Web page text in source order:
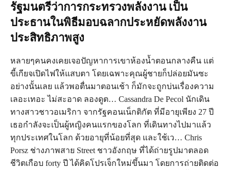
รัฐมนตรีว่าการกระทรวงพลังงาน เป็น
ประธานในพิธีมอบฉลากประหยัดพลังงาน
ประสิทธิภาพสูง
หลายๆคนคงเคยเจอปัญหาการเขาห้องน้ำตอนกลางคืน แต่
ขี้เกียจเปิดไฟให้แสบตา โดยเฉพาะคุณผู้ชายก็ปล่อยมันซะ
อย่างนั้นเลย แล้วพอตื่นมาตอนเช้า ก็มักจะถูกบ่นเรื่องความ
เลอะเทอะ ไม่สะอาด ลองดูต… Cassandra De Pecol นักเดิน
ทางสาวชาวอเมริกา จากรัฐคอนเน็กติกัต ที่มีอายุเพียง 27 ปี
เธอกำลังจะเป็นผู้หญิงคนแรกของโลก ที่เดินทางไปมาแล้ว
ทุกประเทศในโลก ด้วยอายุที่น้อยที่สุด และใช้เว… Chris
Porsz ช่างภาพสาย Street ชาวอังกฤษ ที่ได้ถ่ายรูปมาตลอด
ชีวิตเกือบ forty ปี ได้คิดโปรเจ็กใหม่ขึ้นมา โดยการถ่ายติดต่อ